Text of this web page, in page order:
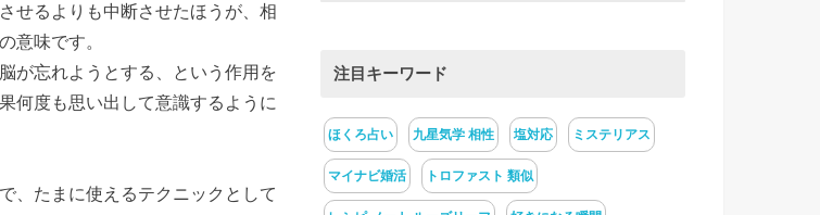
せるよりも中断させたほうが、相
意味です。
が忘れようとする、という作用を
何度も思い出して意識するように
、たまに使えるテクニックとして
注目キーワード
ほくろ占い 九星気学 相性 塩対応 ミステリアス
マイナビ婚活 トロファスト 類似